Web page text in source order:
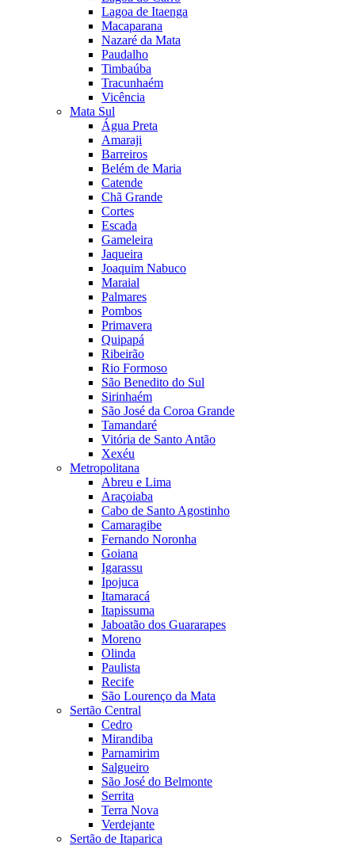
Lagoa de Itaenga
Macaparana
Nazaré da Mata
Paudalho
Timbaúba
Tracunhaém
Vicência
Mata Sul
Água Preta
Amaraji
Barreiros
Belém de Maria
Catende
Chã Grande
Cortes
Escada
Gameleira
Jaqueira
Joaquim Nabuco
Maraial
Palmares
Pombos
Primavera
Quipapá
Ribeirão
Rio Formoso
São Benedito do Sul
Sirinhaém
São José da Coroa Grande
Tamandaré
Vitória de Santo Antão
Xexéu
Metropolitana
Abreu e Lima
Araçoiaba
Cabo de Santo Agostinho
Camaragibe
Fernando Noronha
Goiana
Igarassu
Ipojuca
Itamaracá
Itapissuma
Jaboatão dos Guararapes
Moreno
Olinda
Paulista
Recife
São Lourenço da Mata
Sertão Central
Cedro
Mirandiba
Parnamirim
Salgueiro
São José do Belmonte
Serrita
Terra Nova
Verdejante
Sertão de Itaparica